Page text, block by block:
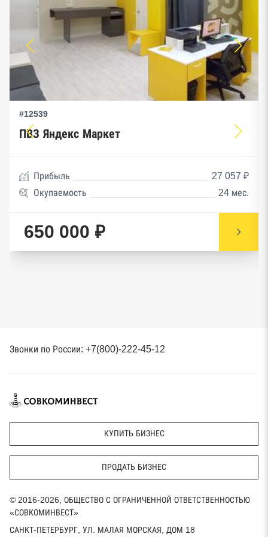
#12539
ПВЗ Яндекс Маркет
Прибыль
27 057 ₽
Окупаемость
24 мес.
650 000 ₽
Звонки по России: +7(800)-222-45-12
КУПИТЬ БИЗНЕС
ПРОДАТЬ БИЗНЕС
© 2016-2026, ОБЩЕСТВО С ОГРАНИЧЕННОЙ ОТВЕТСТВЕННОСТЬЮ
«СОВКОМИНВЕСТ»
САНКТ-ПЕТЕРБУРГ, УЛ. МАЛАЯ МОРСКАЯ, ДОМ 18